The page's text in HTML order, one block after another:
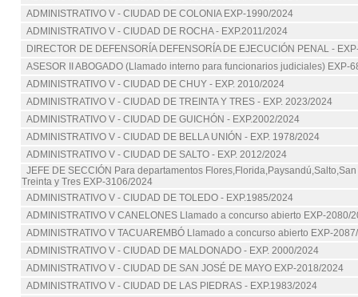
ADMINISTRATIVO V - CIUDAD DE COLONIA EXP-1990/2024
ADMINISTRATIVO V - CIUDAD DE ROCHA - EXP.2011/2024
DIRECTOR DE DEFENSORÍA DEFENSORÍA DE EJECUCIÓN PENAL -
ASESOR II ABOGADO (Llamado interno para funcionarios judiciales) EXP-
ADMINISTRATIVO V - CIUDAD DE CHUY - EXP. 2010/2024
ADMINISTRATIVO V - CIUDAD DE TREINTA Y TRES - EXP. 2023/2024
ADMINISTRATIVO V - CIUDAD DE GUICHÓN - EXP.2002/2024
ADMINISTRATIVO V - CIUDAD DE BELLA UNIÓN - EXP. 1978/2024
ADMINISTRATIVO V - CIUDAD DE SALTO - EXP. 2012/2024
JEFE DE SECCIÓN Para departamentos
Treinta y Tres EXP-3106/2024
ADMINISTRATIVO V - CIUDAD DE TOLEDO - EXP.1985/2024
ADMINISTRATIVO V CANELONES Llamado a concurso abierto EXP-2080/
ADMINISTRATIVO V TACUAREMBÓ Llamado a concurso abierto EXP-
ADMINISTRATIVO V - CIUDAD DE MALDONADO - EXP. 2000/2024
ADMINISTRATIVO V - CIUDAD DE SAN JOSÉ DE MAYO EXP-2018/2024
ADMINISTRATIVO V - CIUDAD DE LAS PIEDRAS - EXP.1983/2024